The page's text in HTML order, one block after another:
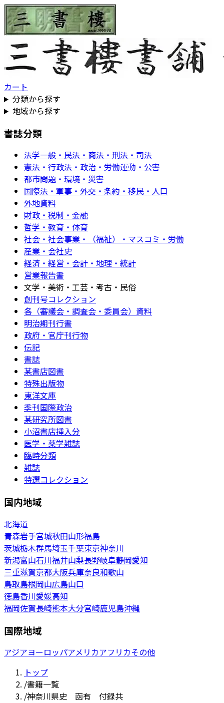
カート
分類から探す
地域から探す
書誌分類
法学一般・民法・商法・刑法・司法
憲法・行政法・政治・労働運動・公害
都市問題・環境・災害
国際法・軍事・外交・条約・移民・人口
外地資料
財政・税制・金融
哲学・教育・体育
社会・社会事業・（福祉）・マスコミ・労働
産業・会社史
経済・経営・会計・地理・統計
営業報告書
文学・美術・工芸・考古・民俗
創刊号コレクション
各（審議会・調査会・委員会）資料
明治期刊行書
政府・官庁刊行物
伝記
書誌
某書店図書
特殊出版物
東洋文庫
季刊国際政治
某研究所図書
小沼書店挿入分
医学・薬学雑誌
臨時分類
雑誌
特選コレクション
国内地域
北海道
青森岩手宮城秋田山形福島
茨城栃木群馬埼玉千葉東京神奈川
新潟富山石川福井山梨長野岐阜静岡愛知
三重滋賀京都大阪兵庫奈良和歌山
鳥取島根岡山広島山口
徳島香川愛媛高知
福岡佐賀長崎熊本大分宮崎鹿児島沖縄
国際地域
アジアヨーロッパアメリカアフリカその他
トップ
/書籍一覧
/神奈川県史 函有 付録共